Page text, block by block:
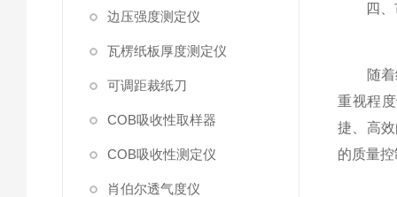
边压强度测定仪
瓦楞纸板厚度测定仪
可调距裁纸刀
COB吸收性取样器
COB吸收性测定仪
肖伯尔透气度仪
四、市
随着纸
重视程
捷、高
的质量